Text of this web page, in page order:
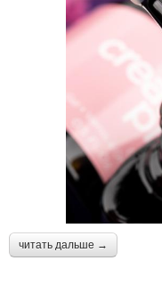
читать дальше →